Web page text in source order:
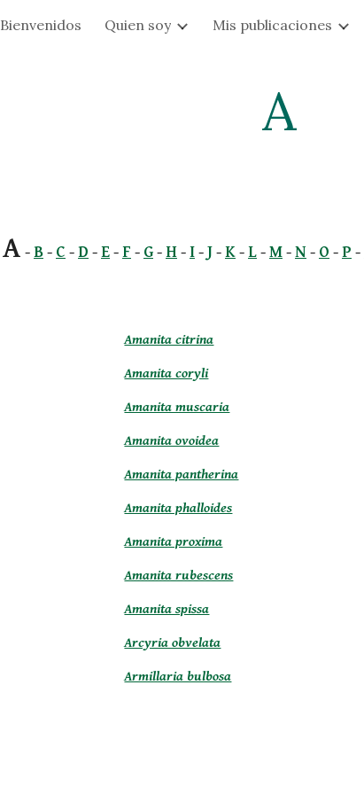
Skip to main content
Bienvenidos Quien soy Mis publicaciones
A
A -B - C -D -E -F - G -H -I -J -K -L -M -N - O -P -
Amanita citrina
Amanita coryli
Amanita muscaria
Amanita ovoidea
Amanita pantherina
Amanita phalloides
Amanita proxima
Amanita rubescens
Amanita spissa
Arcyria obvelata
Armillaria bulbosa